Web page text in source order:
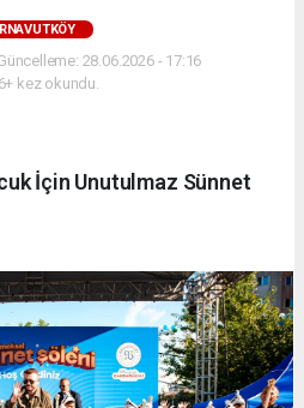
28.06.2026 - 17:16
kez okundu.
İçin Unutulmaz Sünnet